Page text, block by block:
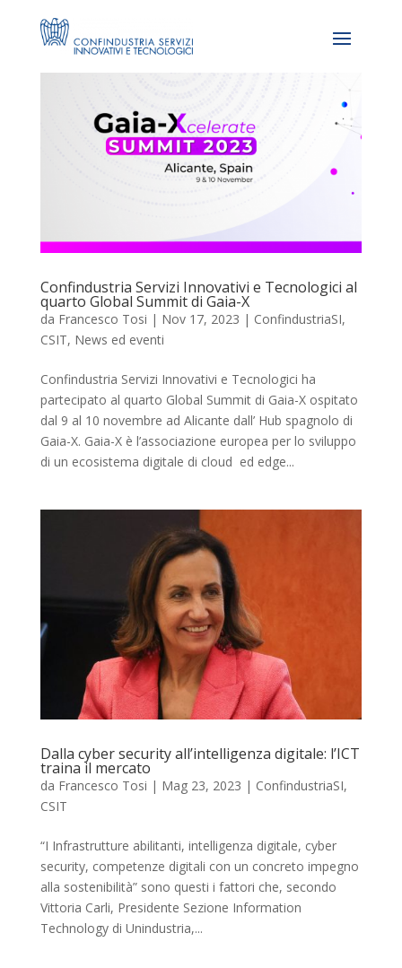
Confindustria Servizi Innovativi e Tecnologici al
quarto Global Summit di Gaia-X
da Francesco Tosi | Nov 17, 2023 | ConfindustriaSI,
CSIT, News ed eventi
Confindustria Servizi Innovativi e Tecnologici ha
partecipato al quarto Global Summit di Gaia-X ospitato
dal 9 al 10 novembre ad Alicante dall’ Hub spagnolo di
Gaia-X. Gaia-X è l’associazione europea per lo sviluppo
di un ecosistema digitale di cloud ed edge...
Dalla cyber security all’intelligenza digitale: l’ICT
traina il mercato
da Francesco Tosi | Mag 23, 2023 | ConfindustriaSI,
CSIT
“I Infrastrutture abilitanti, intelligenza digitale, cyber
security, competenze digitali con un concreto impegno
alla sostenibilità” sono questi i fattori che, secondo
Vittoria Carli, Presidente Sezione Information
Technology di Unindustria,...